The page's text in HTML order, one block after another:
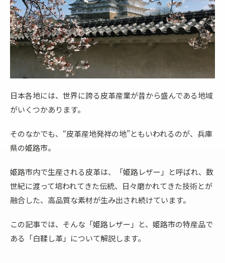
日本各地には、世界に誇る皮革産業が昔から盛んである地域
がいくつかあります。
そのなかでも、“皮革産地発祥の地”ともいわれるのが、兵庫
県の姫路市。
姫路市内で生産される皮革は、「姫路レザー」と呼ばれ、数
世紀に渡って培われてきた伝統、日々磨かれてきた技術とが
融合した、高品質な素材が生み出され続けています。
この記事では、そんな「姫路レザー」と、姫路市の特産品で
ある「白鞣し革」について解説します。